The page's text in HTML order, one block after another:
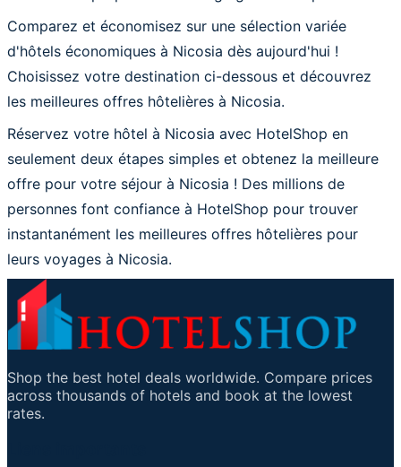
Comparez et économisez sur une sélection variée
d'hôtels économiques à Nicosia dès aujourd'hui !
Choisissez votre destination ci-dessous et découvrez
les meilleures offres hôtelières à Nicosia.
Réservez votre hôtel à Nicosia avec HotelShop en
seulement deux étapes simples et obtenez la meilleure
offre pour votre séjour à Nicosia ! Des millions de
personnes font confiance à HotelShop pour trouver
instantanément les meilleures offres hôtelières pour
leurs voyages à Nicosia.
Shop the best hotel deals worldwide. Compare prices
across thousands of hotels and book at the lowest
rates.